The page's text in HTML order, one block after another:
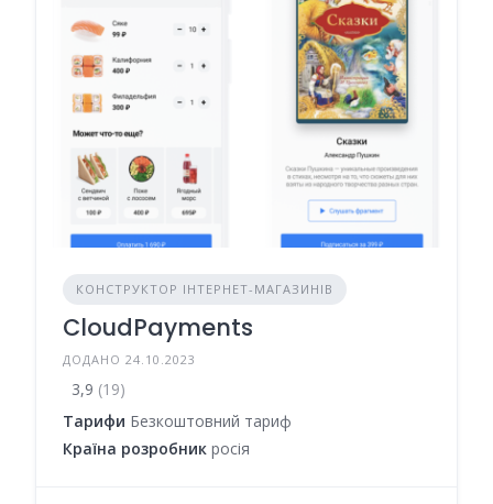
КОНСТРУКТОР ІНТЕРНЕТ-МАГАЗИНІВ
CloudPayments
ДОДАНО 24.10.2023
3,9 (19)
Тарифи Безкоштовний тариф
Країна розробник росія